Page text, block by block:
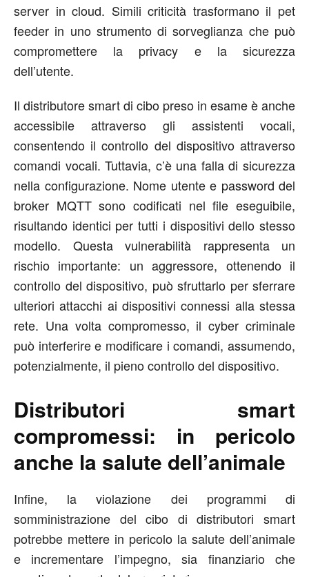
server in cloud. Simili criticità trasformano il pet
feeder in uno strumento di sorveglianza che può
compromettere la privacy e la sicurezza
dell’utente.
Il distributore smart di cibo preso in esame è anche
accessibile attraverso gli assistenti vocali,
consentendo il controllo del dispositivo attraverso
comandi vocali. Tuttavia, c’è una falla di sicurezza
nella configurazione. Nome utente e password del
broker MQTT sono codificati nel file eseguibile,
risultando identici per tutti i dispositivi dello stesso
modello. Questa vulnerabilità rappresenta un
rischio importante: un aggressore, ottenendo il
controllo del dispositivo, può sfruttarlo per sferrare
ulteriori attacchi ai dispositivi connessi alla stessa
rete. Una volta compromesso, il cyber criminale
può interferire e modificare i comandi, assumendo,
potenzialmente, il pieno controllo del dispositivo.
Distributori smart
compromessi: in pericolo
anche la salute dell’animale
Infine, la violazione dei programmi di
somministrazione del cibo di distributori smart
potrebbe mettere in pericolo la salute dell’animale
e incrementare l’impegno, sia finanziario che